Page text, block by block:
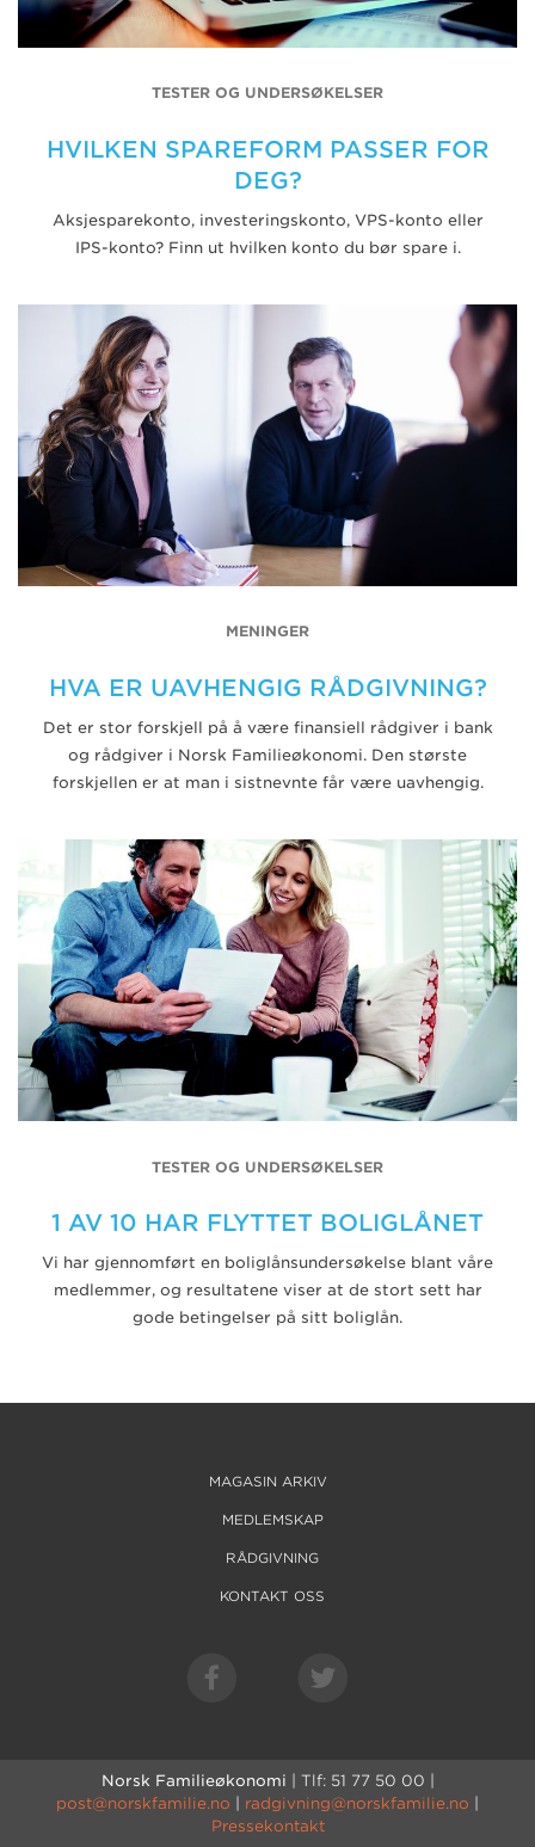
TESTER OG UNDERSØKELSER
HVILKEN SPAREFORM PASSER FOR
DEG?
Aksjesparekonto, investeringskonto, VPS-konto eller
IPS-konto? Finn ut hvilken konto du bør spare i.
MENINGER
HVA ER UAVHENGIG RÅDGIVNING?
Det er stor forskjell på å være finansiell rådgiver i bank
og rådgiver i Norsk Familieøkonomi. Den største
forskjellen er at man i sistnevnte får være uavhengig.
TESTER OG UNDERSØKELSER
1 AV 10 HAR FLYTTET BOLIGLÅNET
Vi har gjennomført en boliglånsundersøkelse blant våre
medlemmer, og resultatene viser at de stort sett har
gode betingelser på sitt boliglån.
MAGASIN ARKIV
MEDLEMSKAP
RÅDGIVNING
KONTAKT OSS
Norsk Familieøkonomi | Tlf: 51 77 50 00 |
post@norskfamilie.no
radgivning@norskfamilie.no
Pressekontakt